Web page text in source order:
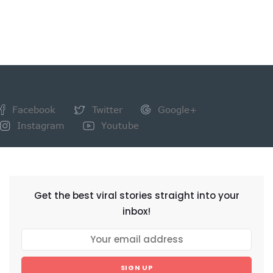
Facebook Twitter
Google+
Instagram
Youtube
Get the best viral stories straight into your
inbox!
SIGN UP